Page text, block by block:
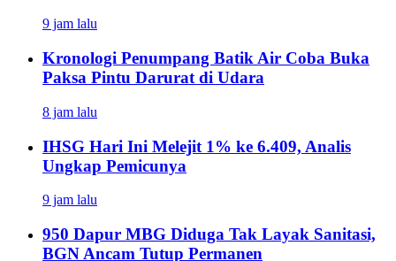
9 jam lalu
Kronologi Penumpang Batik Air Coba Buka
Paksa Pintu Darurat di Udara
8 jam lalu
IHSG Hari Ini Melejit 1% ke 6.409, Analis
Ungkap Pemicunya
9 jam lalu
950 Dapur MBG Diduga Tak Layak Sanitasi,
BGN Ancam Tutup Permanen